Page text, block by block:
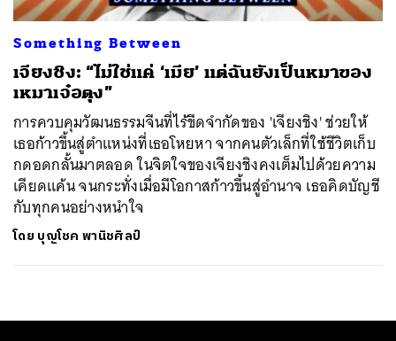
Something Between
เจียงชิง: “ไม่ใช่แค่ ‘เมีย’ แต่ฉันยังเป็นหมาของ
เหมาเจ๋อตุง”
การควบคุมวัฒนธรรมจีนที่ไร้ขีดจำกัดของ 'เจียงชิง' ช่วยให้
เธอก้าวขึ้นสู่ตำแหน่งที่เธอโหยหา จากคนตัวเล็กที่ใช้ชีวิตเก็บ
กดอดกลั้นมาตลอด ในจิตใจของเจียงชิงคงเต็มไปด้วยความ
เคียดแค้น จนกระทั่งเมื่อมีโอกาสก้าวขึ้นสู่อำนาจ เธอคิดบัญชี
กับทุกคนอย่างหนำใจ
โดย บุญโชค พานิชศิลป์
SHARE TWEET LINE EMAIL